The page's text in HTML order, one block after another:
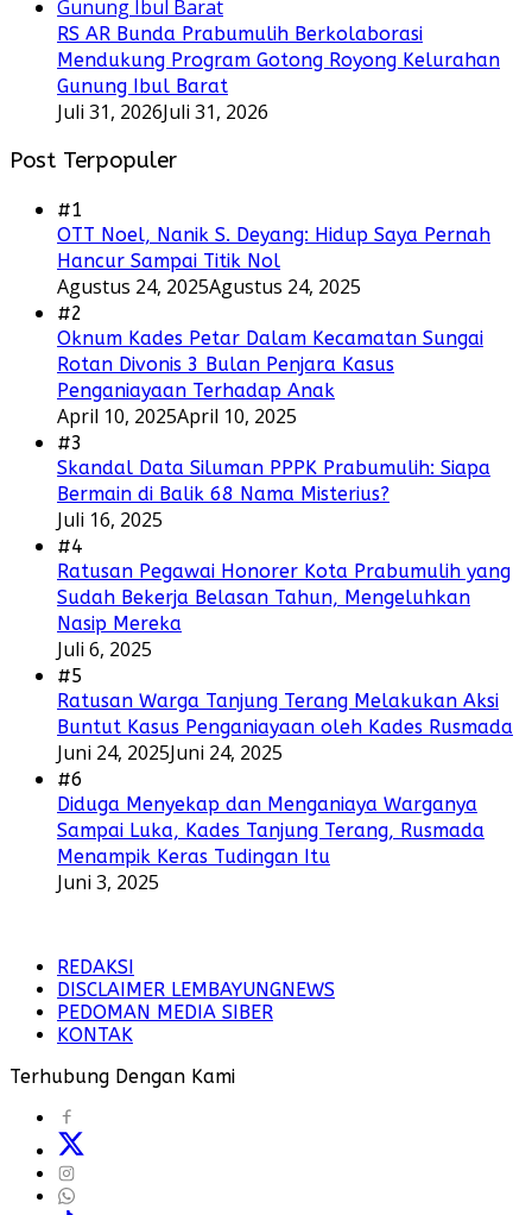
RS AR Bunda Prabumulih Berkolaborasi
Mendukung Program Gotong Royong Kelurahan
Gunung Ibul Barat
Juli 31, 2026Juli 31, 2026
Post Terpopuler
#1
OTT Noel, Nanik S. Deyang: Hidup Saya Pernah
Hancur Sampai Titik Nol
Agustus 24, 2025Agustus 24, 2025
#2
Oknum Kades Petar Dalam Kecamatan Sungai
Rotan Divonis 3 Bulan Penjara Kasus
Penganiayaan Terhadap Anak
April 10, 2025April 10, 2025
#3
Skandal Data Siluman PPPK Prabumulih: Siapa
Bermain di Balik 68 Nama Misterius?
Juli 16, 2025
#4
Ratusan Pegawai Honorer Kota Prabumulih yang
Sudah Bekerja Belasan Tahun, Mengeluhkan
Nasip Mereka
Juli 6, 2025
#5
Ratusan Warga Tanjung Terang Melakukan Aksi
Buntut Kasus Penganiayaan oleh Kades Rusmada
Juni 24, 2025Juni 24, 2025
#6
Diduga Menyekap dan Menganiaya Warganya
Sampai Luka, Kades Tanjung Terang, Rusmada
Menampik Keras Tudingan Itu
Juni 3, 2025
REDAKSI
DISCLAIMER LEMBAYUNGNEWS
PEDOMAN MEDIA SIBER
KONTAK
Terhubung Dengan Kami